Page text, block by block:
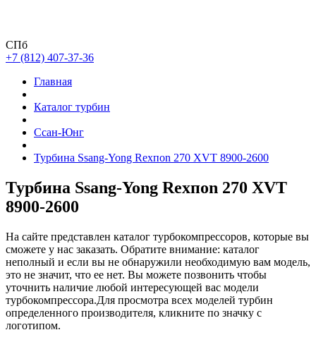
СПб
+7 (812) 407-37-36
Главная
Каталог турбин
Ссан-Юнг
Турбина Ssang-Yong Rexпоn 270 XVT 8900-2600
Турбина Ssang-Yong Rexпоn 270 XVT
8900-2600
На сайте представлен каталог турбокомпрессоров, которые вы
сможете у нас заказать. Обратите внимание: каталог
неполный и если вы не обнаружили необходимую вам модель,
это не значит, что ее нет. Вы можете позвонить чтобы
уточнить наличие любой интересующей вас модели
турбокомпрессора.Для просмотра всех моделей турбин
определенного производителя, кликните по значку с
логотипом.